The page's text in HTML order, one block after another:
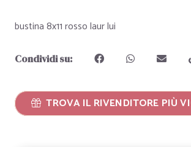
bustina 8x11 rosso laur lui
Condividi su:
TROVA IL RIVENDITORE PIÙ